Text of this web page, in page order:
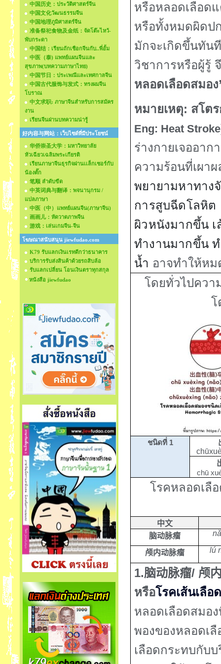
中国历史：ประวัติศาสตร์จีน
中国文化วัฒนธรรมจีน
中国地理ภูมิศาสตร์จีน
准备祭祀食物及金纸：จัดโต๊ะไหว้-
พับกระดา
中国结：เรียนถักเชือกจีนกับ..พี่อั้ม
中医（泰) แพทย์แผนจีนและ
สุขภาพ(บทความภาษาไทย)
中国节日：ประเพณีและเทศกาลจีน
中国古代服饰与发式：ทรงผมจีน
โบราณ
中文求职: ภาษาจีนสำหรับการสมัคร
งาน
เรียนจีนผ่านบทความน่ารู้
好内容与网站：เว็บไซด์ที่มีประโยชน์
华侨崇圣大学：มหาวิทยาลัย
หัวเฉียวเฉลิมพระเกียรติ
เรียนภาษาจีนธุรกิจผ่านเเล็กเชอร์กับ
น้องตั๊ก
笔顺 ลำดับขีด
中英词典与翻译：พจนานุกรม /
แปลภาษา
中医（中）แพทย์แผนจีน(ภาษาจีน)
画画儿：หัดวาดภาพจีน
游戏：เล่นเกมจีน-จีน
โฆษณาสนับสนุน jiewfudao.com
K79 รับแลกเงินเรทดีกว่าธนาคาร
บริการรับส่งสินค้าด้วยรถสิบล้อ
รับแลกเปลี่ยน โอนเงินตราทุกสกุล
หนังสือ jiewfudao
หรือหลอดเลือด
หรือทั้งหมดผิดป
มักจะเกิดขึ้นทัน
วิชาการหรือผู้รู้
หลอดเลือดสมอง
หมายเหตุ: สโต
Eng: Heat Stroke
ร่างกายเจออา
ความร้อนที่เผา
พยายามหาทาง
การสูบฉีดโลหิต
ผิวหนังมากขึ้น เ
ทำงานมากขึ้น ท
น้ำ อาจทำให้ห
โดยทั่วไปควา
โ
ชนิดที่ 1
chū
โรคหลอดเลื
中文
脑动脉瘤
颅内动脉瘤 lú
1.脑动脉瘤/ 颅
หรือโรคเส้นเลือ
หลอดเลือดสมอ
พองของหลอดเ
เลือดกระทบกับ